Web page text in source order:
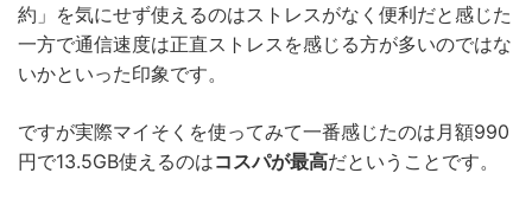
約」を気にせず使えるのはストレスがなく便利だと感じた
一方で通信速度は正直ストレスを感じる方が多いのではな
いかといった印象です。
ですが実際マイそくを使ってみて一番感じたのは月額990
円で13.5GB使えるのはコスパが最高だということです。